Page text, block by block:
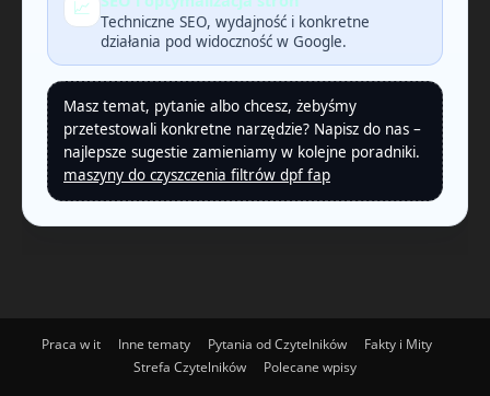
📈
Techniczne SEO, wydajność i konkretne
działania pod widoczność w Google.
Masz temat, pytanie albo chcesz, żebyśmy
przetestowali konkretne narzędzie? Napisz do nas –
najlepsze sugestie zamieniamy w kolejne poradniki.
maszyny do czyszczenia filtrów dpf fap
Praca w it Inne tematy Pytania od Czytelników
Fakty i Mity
Strefa Czytelników
Polecane wpisy